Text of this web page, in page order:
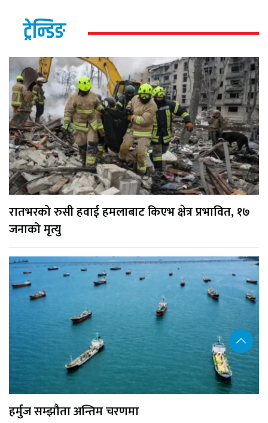
ट्रेन्डिङ
रातभरको रुसी हवाई हमलाबाट किएभ क्षेत्र प्रभावित, १७
जनाको मृत्यु
हर्मुज सम्झौता अन्तिम चरणमा